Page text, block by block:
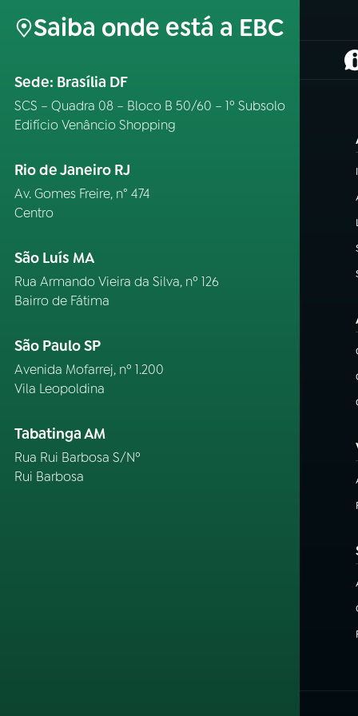
Saiba onde está a EBC
Sede: Brasília DF
SCS – Quadra 08 – Bloco B 50/60 – 1º Subsolo
Edifício Venâncio Shopping
Rio de Janeiro RJ
Av. Gomes Freire, n° 474
Centro
São Luís MA
Rua Armando Vieira da Silva, nº 126
Bairro de Fátima
São Paulo SP
Avenida Mofarrej, nº 1.200
Vila Leopoldina
Tabatinga AM
Rua Rui Barbosa S/Nº
Rui Barbosa